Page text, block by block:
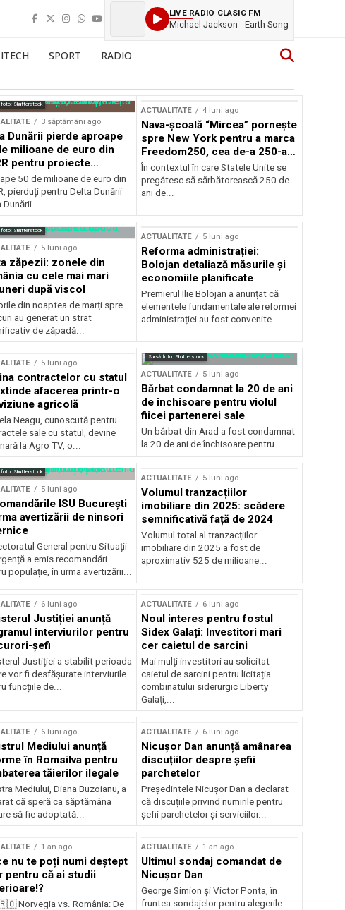
LIVE RADIO CLASIC FM
Michael Jackson - Earth Song
SPORT RADIO
foto: Shutterstock
3 săptămâni ago
Dunării pierde aproape
milioane de euro din
pentru proiecte
50 de milioane de euro din
pierduți pentru Delta Dunării
Dunării...
ACTUALITATE 4 luni ago
Nava-școală “Mircea” pornește
spre New York pentru a marca
Freedom250, cea de-a 250-a
aniversare a Statelor Unite
În contextul în care Statele Unite se
pregătesc să sărbătorească 250 de
ani de...
foto: Shutterstock
5 luni ago
zăpezii: zonele din
cu cele mai mari
după viscol
din noaptea de marți spre
au generat un strat
de zăpadă...
ACTUALITATE 5 luni ago
Reforma administrației:
Bolojan detaliază măsurile și
economiile planificate
Premierul Ilie Bolojan a anunțat că
elementele fundamentale ale reformei
administrației au fost convenite...
5 luni ago
contractelor cu statul
afacerea printr-o
agricolă
Neagu, cunoscută pentru
sale cu statul, devine
la Agro TV, o...
Sursă foto: Shutterstock
ACTUALITATE 5 luni ago
Bărbat condamnat la 20 de ani
de închisoare pentru violul
fiicei partenerei sale
Un bărbat din Arad a fost condamnat
la 20 de ani de închisoare pentru...
foto: Shutterstock
5 luni ago
ISU București
avertizării de ninsori
General pentru Situații
a emis recomandări
populație, în urma avertizării...
ACTUALITATE 5 luni ago
Volumul tranzacțiilor
imobiliare din 2025: scădere
semnificativă față de 2024
Volumul total al tranzacțiilor
imobiliare din 2025 a fost de
aproximativ 525 de milioane...
6 luni ago
Justiției anunță
interviurilor pentru
șefi
Justiției a stabilit perioada
vor fi desfășurate interviurile
funcțiile de...
ACTUALITATE 6 luni ago
Noul interes pentru fostul
Sidex Galați: Investitori mari
cer caietul de sarcini
Mai mulți investitori au solicitat
caietul de sarcini pentru licitația
combinatului siderurgic Liberty
Galați,...
6 luni ago
Mediului anunță
în Romsilva pentru
tăierilor ilegale
Mediului, Diana Buzoianu, a
că speră ca săptămâna
să fie adoptată...
ACTUALITATE 6 luni ago
Nicușor Dan anunță amânarea
discuțiilor despre șefii
parchetelor
Președintele Nicușor Dan a declarat
că discuțiile privind numirile pentru
șefii parchetelor și serviciilor...
1 an ago
nu te poți numi deștept
pentru că ai studii
Norvegia vs. România: De
ACTUALITATE 1 an ago
Ultimul sondaj comandat de
Nicușor Dan
George Simion și Victor Ponta, în
fruntea sondajelor pentru alegerile